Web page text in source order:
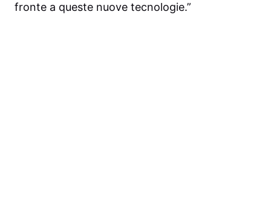
fronte a queste nuove tecnologie.”